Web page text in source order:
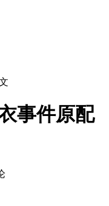
事件原配